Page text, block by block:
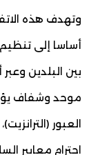
أساسا إلى
بين البلدين
موحد وشفاف
العبور
احترام معايير